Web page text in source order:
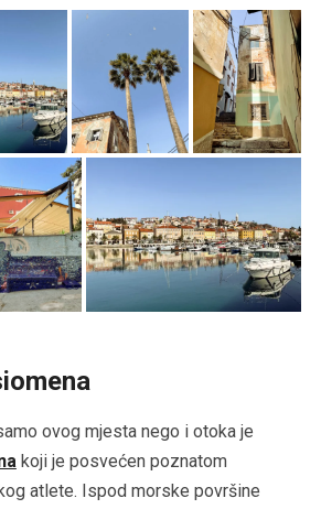
ovog mjesta nego i otoka je
koji je posvećen poznatom
atlete. Ispod morske površine